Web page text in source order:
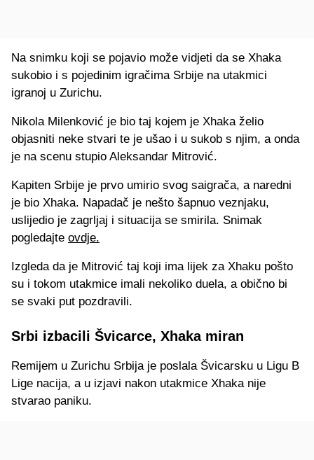
Na snimku koji se pojavio može vidjeti da se Xhaka
sukobio i s pojedinim igračima Srbije na utakmici
igranoj u Zurichu.
Nikola Milenković je bio taj kojem je Xhaka želio
objasniti neke stvari te je ušao i u sukob s njim, a onda
je na scenu stupio Aleksandar Mitrović.
Kapiten Srbije je prvo umirio svog saigrača, a naredni
je bio Xhaka. Napadač je nešto šapnuo veznjaku,
uslijedio je zagrljaj i situacija se smirila. Snimak
pogledajte ovdje.
Izgleda da je Mitrović taj koji ima lijek za Xhaku pošto
su i tokom utakmice imali nekoliko duela, a obično bi
se svaki put pozdravili.
Srbi izbacili Švicarce, Xhaka miran
Remijem u Zurichu Srbija je poslala Švicarsku u Ligu B
Lige nacija, a u izjavi nakon utakmice Xhaka nije
stvarao paniku.